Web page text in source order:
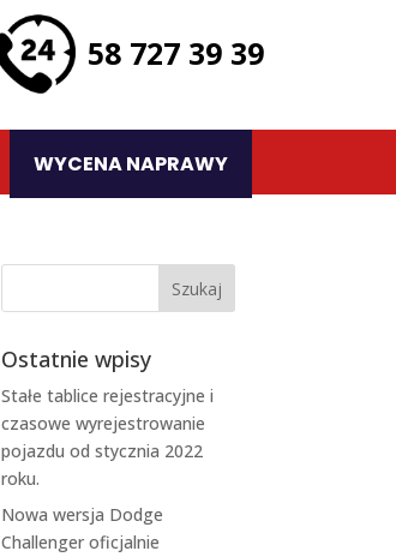
58 727 39 39
WYCENA NAPRAWY
Ostatnie wpisy
Stałe tablice rejestracyjne i
czasowe wyrejestrowanie
pojazdu od stycznia 2022
roku.
Nowa wersja Dodge
Challenger oficjalnie